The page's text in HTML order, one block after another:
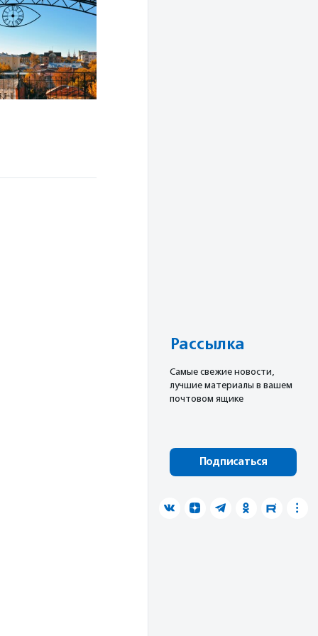
Рассылка
Cамые свежие новости,
лучшие материалы в вашем
почтовом ящике
Подписаться